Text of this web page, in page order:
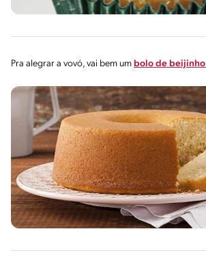
Pra alegrar a vovó, vai bem um bolo de beijinho